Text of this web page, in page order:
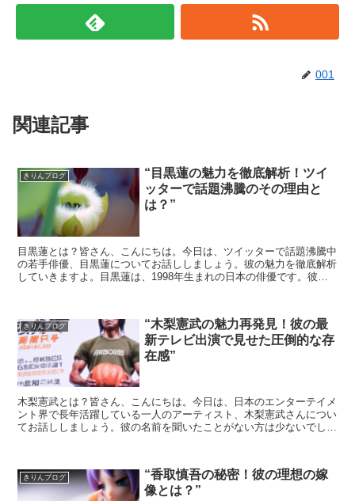
001
関連記事
きりんブログ
“目黒蓮の魅力を徹底解析！ツイ
ッターで話題沸騰のその理由と
は？”
目黒蓮とは？皆さん、こんにちは。今日は、ツイッターで話題沸騰中
の若手俳優、目黒蓮についてお話ししましょう。彼の魅力を徹底解析
していきますよ。目黒蓮は、1998年生まれの日本の俳優です。彼の
きりんブログ
“木梨憲武の魅力再発見！彼の最
新テレビ出演で見せた圧倒的な存
在感”
木梨憲武とは？皆さん、こんにちは。今日は、日本のエンターテイメ
ント界で長年活躍している一人のアーティスト、木梨憲武さんについ
てお話ししましょう。彼の名前を聞いたことがない方は少ないでしょ
きりんブログ
“香取慎吾の秘密！彼の理想の嫁
像とは？”